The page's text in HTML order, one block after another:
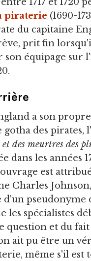
piraterie (1690-
du capitaine
prit fin
son équipage sur
a son
gotha des pirates, l'
des meurtres des
dans les années
est
Charles
d'un pseudonyme
les spécialistes
question et du fait
ait pu être un
même s'il est